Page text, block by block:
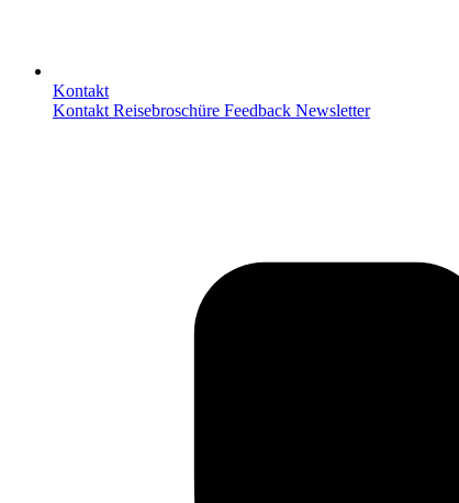
Kontakt
Kontakt Reisebroschüre Feedback Newsletter